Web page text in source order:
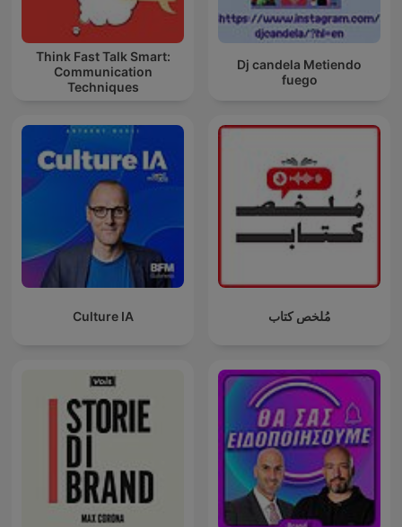
Think Fast Talk Smart:
Communication
Techniques
Dj candela Metiendo
fuego
Culture IA مُلخص كتاب